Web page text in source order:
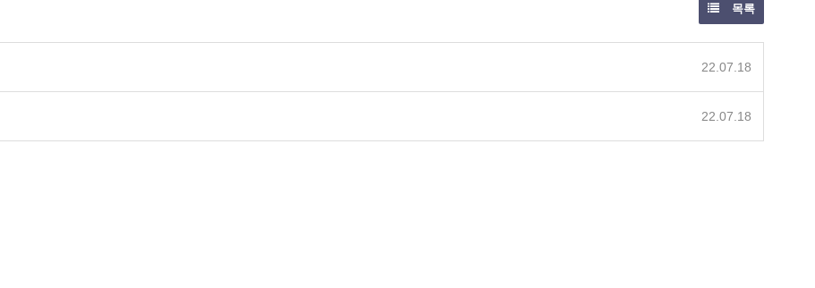
목록
22.07.18
22.07.18